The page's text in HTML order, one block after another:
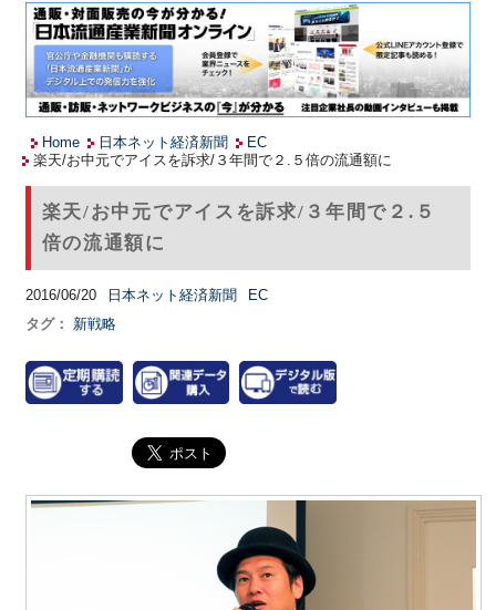
Home 日本ネット経済新聞
EC
楽天/お中元でアイスを訴求/３年間で２.５倍の流通額に
楽天/お中元でアイスを訴求/３年間で２.５
倍の流通額に
2016/06/20 日本ネット経済新聞
EC
タグ：
新戦略